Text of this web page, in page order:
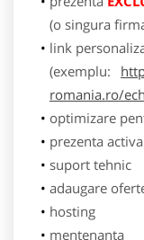
(o singura
link
(exemplu:
romania.ro/
optimizare
prezenta
suport tehnic
adaugare
hosting
mentenanta